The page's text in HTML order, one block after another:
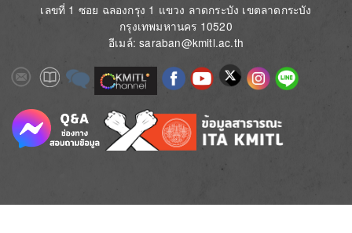
เลขที่ 1 ซอย ฉลองกรุง 1 แขวง ลาดกระบัง เขตลาดกระบัง
กรุงเทพมหานคร 10520
อีเมล์: saraban@kmitl.ac.th
ImageImageImage Image ImageImageImageImageImage
Image Image